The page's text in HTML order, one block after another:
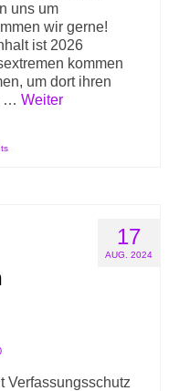
uns um
wir gerne!
ist 2026
kommen
um dort ihren
… Weiter
17
AUG. 2024
Verfassungsschutz